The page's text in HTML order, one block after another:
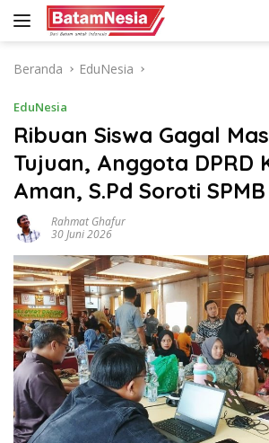
Langsung
Beranda
EduNesia
EduNesia
Ribuan Siswa Gagal
Tujuan, Anggota DPRD
Aman, S.Pd Soroti
Rahmat Ghafur
30 Juni 2026